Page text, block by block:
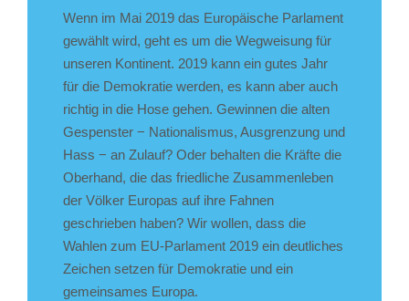
Wenn im Mai 2019 das Europäische Parlament
gewählt wird, geht es um die Wegweisung für
unseren Kontinent. 2019 kann ein gutes Jahr
für die Demokratie werden, es kann aber auch
richtig in die Hose gehen. Gewinnen die alten
Gespenster − Nationalismus, Ausgrenzung und
Hass − an Zulauf? Oder behalten die Kräfte die
Oberhand, die das friedliche Zusammenleben
der Völker Europas auf ihre Fahnen
geschrieben haben? Wir wollen, dass die
Wahlen zum EU-Parlament 2019 ein deutliches
Zeichen setzen für Demokratie und ein
gemeinsames Europa.